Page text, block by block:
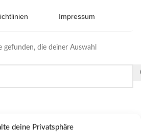
deine Privatsphäre
Impressum
gefunden, die deiner Auswahl